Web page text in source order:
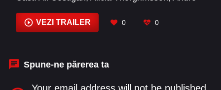
Ayres, Brian Posehn Chris Evans, Dawn
Chubai, Debbie Timuss
VEZI TRAILER 0 0
Spune-ne părerea ta